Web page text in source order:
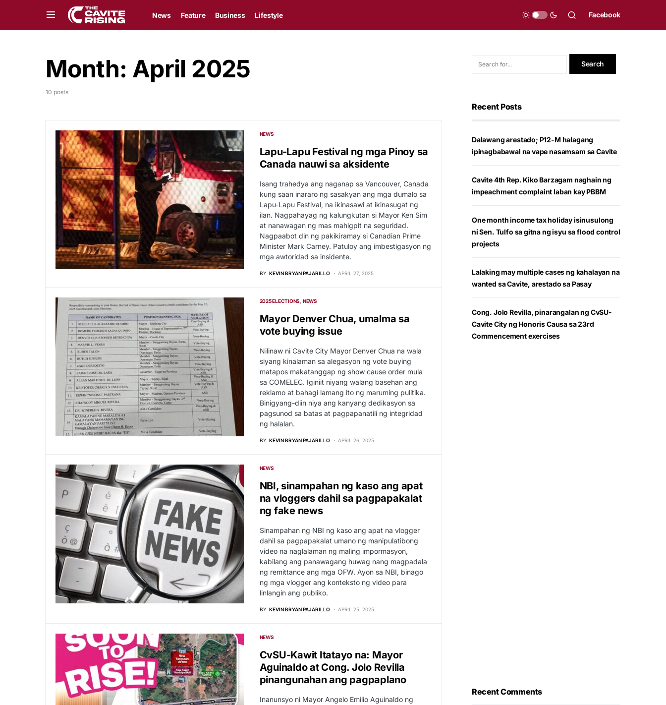
News Feature Business Lifestyle Facebook
Month: April 2025
10 posts
NEWS
Lapu-Lapu Festival ng mga Pinoy sa
Canada nauwi sa aksidente
Isang trahedya ang naganap sa Vancouver, Canada
kung saan inararo ng sasakyan ang mga dumalo sa
Lapu-Lapu Festival, na ikinasawi at ikinasugat ng
ilan. Nagpahayag ng kalungkutan si Mayor Ken Sim
at nanawagan ng mas mahigpit na seguridad.
Nagpaabot din ng pakikiramay si Canadian Prime
Minister Mark Carney. Patuloy ang imbestigasyon ng
mga awtoridad sa insidente.
BY KEVIN BRYAN PAJARILLO APRIL 27, 2025
2025 ELECTIONS NEWS
Mayor Denver Chua, umalma sa
vote buying issue
Nilinaw ni Cavite City Mayor Denver Chua na wala
siyang kinalaman sa alegasyon ng vote buying
matapos makatanggap ng show cause order mula
sa COMELEC. Iginiit niyang walang basehan ang
reklamo at bahagi lamang ito ng maruming pulitika.
Binigyang-diin niya ang kanyang dedikasyon sa
pagsunod sa batas at pagpapanatili ng integridad
ng halalan.
BY KEVIN BRYAN PAJARILLO APRIL 26, 2025
NEWS
NBI, sinampahan ng kaso ang apat
na vloggers dahil sa pagpapakalat
ng fake news
Sinampahan ng NBI ng kaso ang apat na vlogger
dahil sa pagpapakalat umano ng manipulatibong
video na naglalaman ng maling impormasyon,
kabilang ang panawagang huwag nang magpadala
ng remittance ang mga OFW. Ayon sa NBI, binago
ng mga vlogger ang konteksto ng video para
linlangin ang publiko.
BY KEVIN BRYAN PAJARILLO APRIL 25, 2025
NEWS
CvSU-Kawit Itatayo na: Mayor
Aguinaldo at Cong. Jolo Revilla
pinangunahan ang pagpaplano
Inanunsyo ni Mayor Angelo Emilio Aguinaldo ng
Recent Posts
Dalawang arestado; P12-M halagang
ipinagbabawal na vape nasamsam sa Cavite
Cavite 4th Rep. Kiko Barzagam naghain ng
impeachment complaint laban kay PBBM
One month income tax holiday isinusulong
ni Sen. Tulfo sa gitna ng isyu sa flood control
projects
Lalaking may multiple cases ng kahalayan na
wanted sa Cavite, arestado sa Pasay
Cong. Jolo Revilla, pinarangalan ng CvSU-
Cavite City ng Honoris Causa sa 23rd
Commencement exercises
Recent Comments